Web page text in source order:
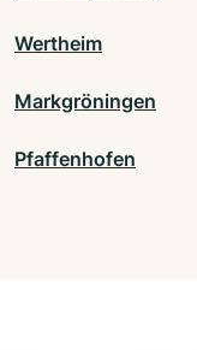
Wertheim
Markgröningen
Pfaffenhofen